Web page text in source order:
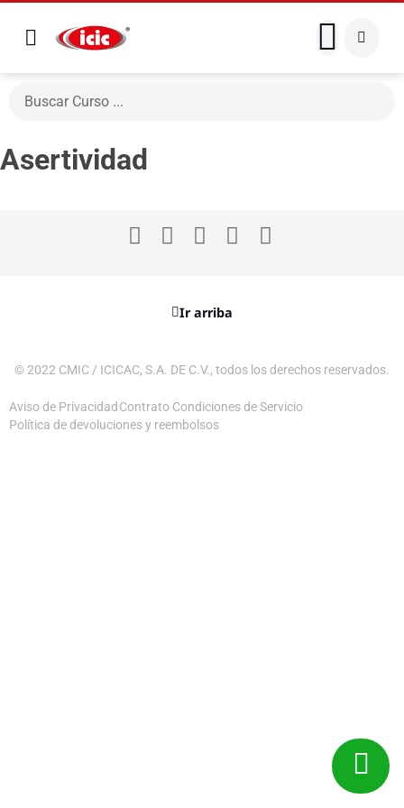
Asertividad
Ir arriba
© 2022 CMIC / ICICAC, S.A. DE C.V., todos los derechos reservados.
Aviso de Privacidad Contrato Condiciones de Servicio
Política de devoluciones y reembolsos